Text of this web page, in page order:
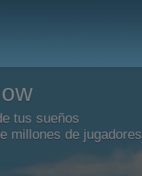
tus sueños
millones de